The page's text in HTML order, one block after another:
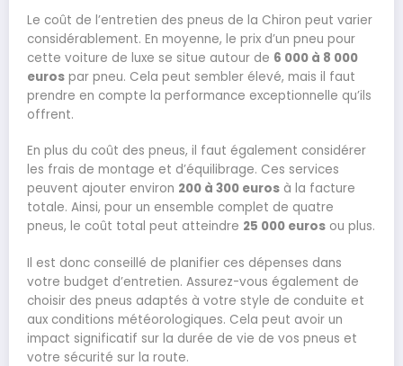
Le coût de l’entretien des pneus de la Chiron peut varier
considérablement. En moyenne, le prix d’un pneu pour
cette voiture de luxe se situe autour de 6 000 à 8 000
euros par pneu. Cela peut sembler élevé, mais il faut
prendre en compte la performance exceptionnelle qu’ils
offrent.
En plus du coût des pneus, il faut également considérer
les frais de montage et d’équilibrage. Ces services
peuvent ajouter environ 200 à 300 euros à la facture
totale. Ainsi, pour un ensemble complet de quatre
pneus, le coût total peut atteindre 25 000 euros ou plus.
Il est donc conseillé de planifier ces dépenses dans
votre budget d’entretien. Assurez-vous également de
choisir des pneus adaptés à votre style de conduite et
aux conditions météorologiques. Cela peut avoir un
impact significatif sur la durée de vie de vos pneus et
votre sécurité sur la route.